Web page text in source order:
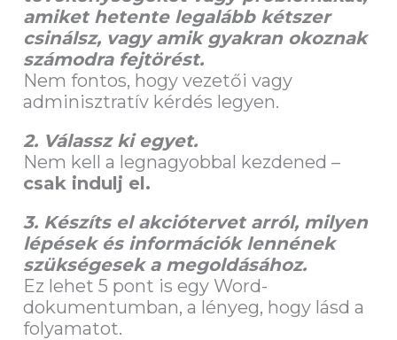
amiket hetente legalább kétszer
csinálsz, vagy amik gyakran okoznak
számodra fejtörést.
Nem fontos, hogy vezetői vagy
adminisztratív kérdés legyen.
2. Válassz ki egyet.
Nem kell a legnagyobbal kezdened –
csak indulj el.
3. Készíts el akciótervet arról, milyen
lépések és információk lennének
szükségesek a megoldásához.
Ez lehet 5 pont is egy Word-
dokumentumban, a lényeg, hogy lásd a
folyamatot.